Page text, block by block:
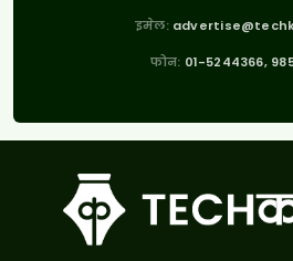
इमेल:
फोन: 01-5244366,